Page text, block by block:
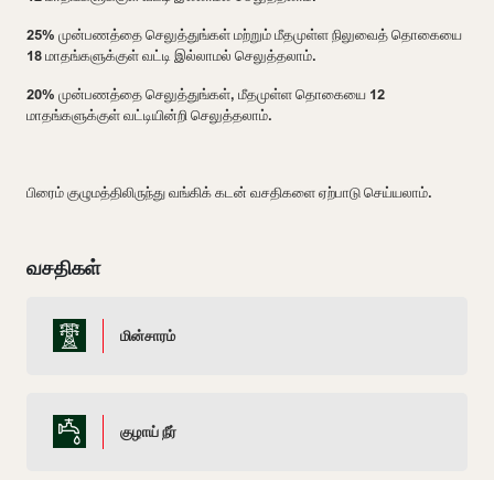
25% முன்பணத்தை செலுத்துங்கள் மற்றும் மீதமுள்ள நிலுவைத் தொகையை
18 மாதங்களுக்குள் வட்டி இல்லாமல் செலுத்தலாம்.
20% முன்பணத்தை செலுத்துங்கள், மீதமுள்ள தொகையை 12
மாதங்களுக்குள் வட்டியின்றி செலுத்தலாம்.
பிரைம் குழுமத்திலிருந்து வங்கிக் கடன் வசதிகளை ஏற்பாடு செய்யலாம்.
வசதிகள்
மின்சாரம்
குழாய் நீர்